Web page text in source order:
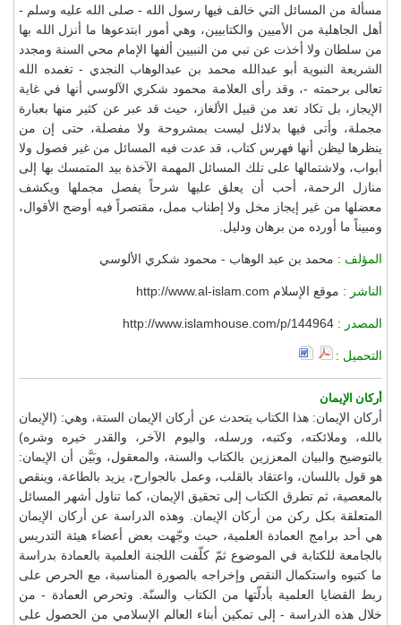
مسألة من المسائل التي خالف فيها رسول الله - صلى الله عليه وسلم -
أهل الجاهلية من الأميين والكتابيين، وهي أمور ابتدعوها ما أنزل الله بها
من سلطان ولا أخذت عن نبي من النبيين ألفها الإمام محي السنة ومجدد
الشريعة النبوية أبو عبدالله محمد بن عبدالوهاب النجدي - تغمده الله
تعالى برحمته -، وقد رأى العلامة محمود شكري الآلوسي أنها في غاية
الإيجاز، بل تكاد تعد من قبيل الألغاز، حيث قد عبر عن كثير منها بعبارة
مجملة، وأتى فيها بدلائل ليست بمشروحة ولا مفصلة، حتى إن من
ينظرها ليظن أنها فهرس كتاب، قد عدت فيه المسائل من غير فصول ولا
أبواب، ولاشتمالها على تلك المسائل المهمة الآخذة بيد المتمسك بها إلى
منازل الرحمة، أحب أن يعلق عليها شرحاً يفصل مجملها ويكشف
معضلها من غير إيجاز مخل ولا إطناب ممل، مقتصراً فيه أوضح الأقوال،
ومبيناً ما أورده من برهان ودليل.
المؤلف : محمد بن عبد الوهاب - محمود شكري الألوسي
الناشر : موقع الإسلام http://www.al-islam.com
المصدر : http://www.islamhouse.com/p/144964
التحميل :
أركان الإيمان
أركان الإيمان: هذا الكتاب يتحدث عن أركان الإيمان الستة، وهي: (الإيمان
بالله، وملائكته، وكتبه، ورسله، واليوم الآخر، والقدر خيره وشره)
بالتوضيح والبيان المعززين بالكتاب والسنة، والمعقول، وبَيَّن أن الإيمان:
هو قول باللسان، واعتقاد بالقلب، وعمل بالجوارح، يزيد بالطاعة، وينقص
بالمعصية، ثم تطرق الكتاب إلى تحقيق الإيمان، كما تناول أشهر المسائل
المتعلقة بكل ركن من أركان الإيمان. وهذه الدراسة عن أركان الإيمان
هي أحد برامج العمادة العلمية، حيث وجّهت بعض أعضاء هيئة التدريس
بالجامعة للكتابة في الموضوع ثمّ كلّفت اللجنة العلمية بالعمادة بدراسة
ما كتبوه واستكمال النقص وإخراجه بالصورة المناسبة، مع الحرص على
ربط القضايا العلمية بأدلّتها من الكتاب والسنّة. وتحرص العمادة - من
خلال هذه الدراسة - إلى تمكين أبناء العالم الإسلامي من الحصول على